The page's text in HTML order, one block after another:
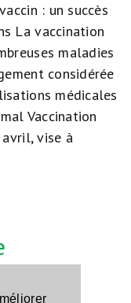
: un succès
La vaccination
maladies
considérée
médicales
Vaccination
vise à